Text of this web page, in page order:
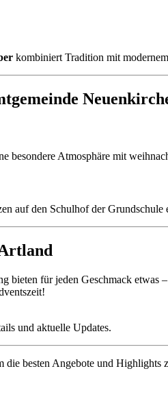
kombiniert Tradition mit
besondere Atmosphäre mit
auf den Schulhof der
bieten für jeden Geschmack
und aktuelle Updates.
die besten Angebote und